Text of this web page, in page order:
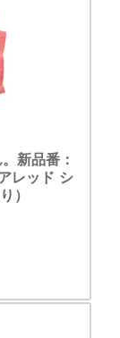
新品番：
レッド シ
）